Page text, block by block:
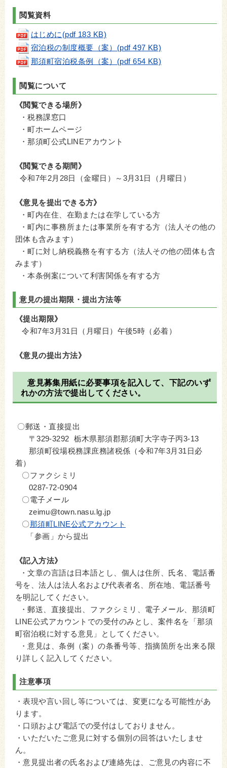
閲覧資料
はじめに(pdf 183 KB)
宿泊税の制度概要（案）(pdf 497 KB)
那須町宿泊税条例（案）(pdf 654 KB)
閲覧について
《閲覧できる場所》
・税務課窓口
・町ホームページ
・那須町公式LINEアカウント
《閲覧できる期間》
令和7年2月28日（金曜日）～3月31日（月曜日）
《意見を提出できる方》
・町内在住、在勤または在学している方
・町内に事務所または事業所を有する方（法人その他の
団体も含みます）
・町に対し納税義務を有する方（法人その他の団体も含
みます）
・本条例案について利害関係を有する方
意見の提出期限・提出方法等
《提出期限》
令和7年3月31日（月曜日）午後5時（必着）
《意見の提出方法》
意見募集用紙に必要事項を記入して、下記のいず
れかの方法で提出してください。
〇郵送・直接提出
〒329-3292 栃木県那須郡那須町大字寺子丙3-13
那須町役場税務課庶務諸税係（令和7年3月31日必
着）
〇ファクシミリ
0287-72-0904
〇電子メール
zeimu@town.nasu.lg.jp
〇那須町LINE公式アカウント
「参画」から提出
《記入方法》
・文章の言語は日本語とし、個人は住所、氏名、電話番
号を、法人は法人名および代表者名、所在地、電話番号
を明記してください。
・郵送、直接提出、ファクシミリ、電子メール、那須町
LINE公式アカウントでの受付のみとし、案件名を「那須
町宿泊税に対する意見」としてください。
・意見は、条例（案）の条番号等、指摘箇所を出来る限
り詳しく記入してください。
注意事項
・表現や言い回し等については、変更になる可能性があ
ります。
・口頭および電話での受付はしておりません。
・いただいたご意見に対する個別の回答はいたしませ
ん。
・意見提出者の氏名および連絡先は、ご意見の内容に不